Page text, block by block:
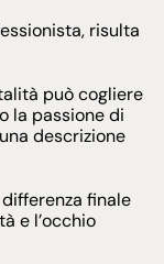
risulta
può cogliere
la passione di
descrizione
finale
e l’occhio